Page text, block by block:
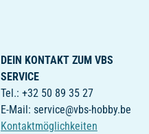
DEIN KONTAKT ZUM VBS
SERVICE
Tel.: +32 50 89 35 27
E-Mail: service@vbs-hobby.be
Kontaktmöglichkeiten